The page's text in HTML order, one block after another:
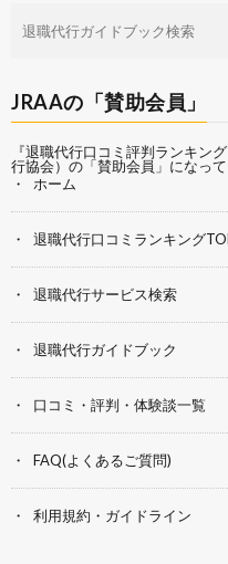
JRAAの「賛助会員」
『退職代行口コミ評判ランキン
行協会） の「賛助会員」になって
ホーム
退職代行口コミランキング
退職代行サービス検索
退職代行ガイドブック
口コミ・評判・体験談一覧
FAQ(よくあるご質問)
利用規約・ガイドライン